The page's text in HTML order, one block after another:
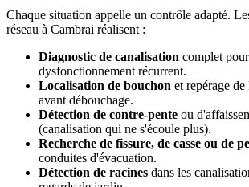
Chaque situation appelle un contrôle adapté.
réseau à Cambrai réalisent :
Diagnostic de canalisation complet
dysfonctionnement récurrent.
Localisation de bouchon et repérage
avant débouchage.
Détection de contre-pente ou
(canalisation qui ne s'écoule plus).
Recherche de fissure, de casse ou de
conduites d'évacuation.
Détection de racines dans les